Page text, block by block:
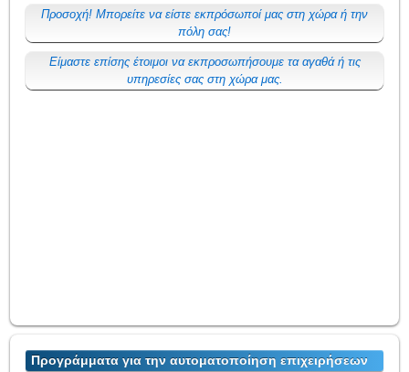
Προσοχή! Μπορείτε να είστε εκπρόσωποί μας στη χώρα ή την
πόλη σας!
Είμαστε επίσης έτοιμοι να εκπροσωπήσουμε τα αγαθά ή τις
υπηρεσίες σας στη χώρα μας.
Προγράμματα για την αυτοματοποίηση επιχειρήσεων